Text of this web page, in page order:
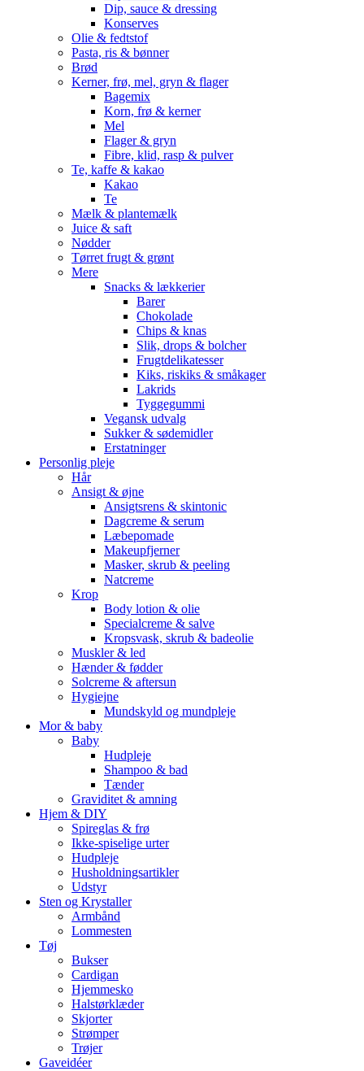
Dip, sauce & dressing
Konserves
Olie & fedtstof
Pasta, ris & bønner
Brød
Kerner, frø, mel, gryn & flager
Bagemix
Korn, frø & kerner
Mel
Flager & gryn
Fibre, klid, rasp & pulver
Te, kaffe & kakao
Kakao
Te
Mælk & plantemælk
Juice & saft
Nødder
Tørret frugt & grønt
Mere
Snacks & lækkerier
Barer
Chokolade
Chips & knas
Slik, drops & bolcher
Frugtdelikatesser
Kiks, riskiks & småkager
Lakrids
Tyggegummi
Vegansk udvalg
Sukker & sødemidler
Erstatninger
Personlig pleje
Hår
Ansigt & øjne
Ansigtsrens & skintonic
Dagcreme & serum
Læbepomade
Makeupfjerner
Masker, skrub & peeling
Natcreme
Krop
Body lotion & olie
Specialcreme & salve
Kropsvask, skrub & badeolie
Muskler & led
Hænder & fødder
Solcreme & aftersun
Hygiejne
Mundskyld og mundpleje
Mor & baby
Baby
Hudpleje
Shampoo & bad
Tænder
Graviditet & amning
Hjem & DIY
Spireglas & frø
Ikke-spiselige urter
Hudpleje
Husholdningsartikler
Udstyr
Sten og Krystaller
Armbånd
Lommesten
Tøj
Bukser
Cardigan
Hjemmesko
Halstørklæder
Skjorter
Strømper
Trøjer
Gaveidéer